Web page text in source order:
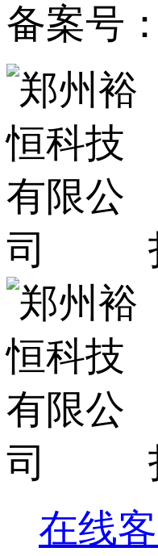
备案号
在线